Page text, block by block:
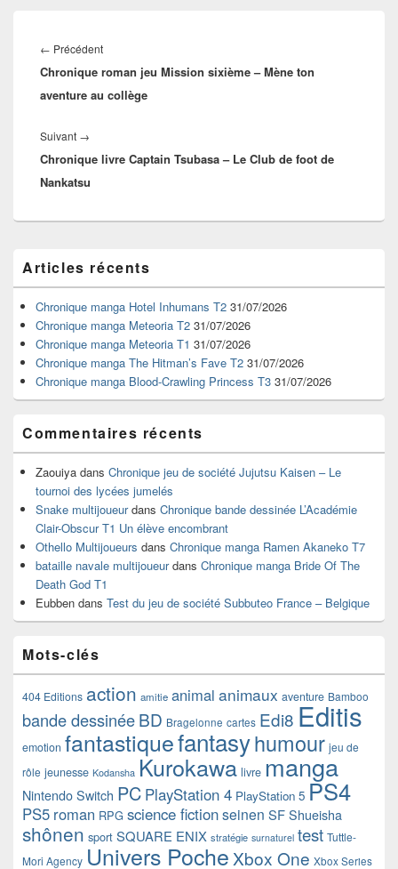
de
l’article
← PrécédentArticle
précédent :
Chronique roman jeu Mission sixième – Mène ton
aventure au collège
Suivant →
suivant :
Chronique livre Captain Tsubasa – Le Club de foot de
Nankatsu
principale
de
widget
pour
barre
latérale
Articles récents
Chronique manga Hotel Inhumans T2 31/07/2026
Chronique manga Meteoria T2 31/07/2026
Chronique manga Meteoria T1 31/07/2026
Chronique manga The Hitman’s Fave T2 31/07/2026
Chronique manga Blood-Crawling Princess T3 31/07/2026
Commentaires récents
Zaouiya dans Chronique jeu de société Jujutsu Kaisen – Le
tournoi des lycées jumelés
Snake multijoueurdans Chronique bande dessinée L’Académie
Clair-Obscur T1 Un élève encombrant
Othello Multijoueurs dans Chronique manga Ramen Akaneko T7
bataille navale multijoueurdans Chronique manga Bride Of The
Death God T1
Eubben dans Test du jeu de société Subbuteo France – Belgique
Mots-clés
404 Editions action amitie animal animaux aventure Bamboo
bande dessinéeBD Bragelonne cartes Edi8 Editis
emotion fantastiquefantasyhumour jeu de
rôle jeunesse Kodansha Kurokawa livre manga
Nintendo Switch PC PlayStation 4 PlayStation 5 PS4
PS5 roman RPG science fictionseinen SF Shueisha
shônen sport SQUARE ENIX stratégie surnaturel test Tuttle-
Mori Agency Univers Poche Xbox One Xbox Series